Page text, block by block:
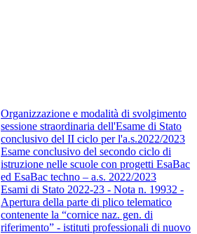
Organizzazione e modalità di svolgimento
sessione straordinaria dell'Esame di Stato
conclusivo del II ciclo per l'a.s.2022/2023
Esame conclusivo del secondo ciclo di
istruzione nelle scuole con progetti EsaBac
ed EsaBac techno – a.s. 2022/2023
Esami di Stato 2022-23 - Nota n. 19932 -
Apertura della parte di plico telematico
contenente la “cornice naz. gen. di
riferimento” - istituti professionali di nuovo